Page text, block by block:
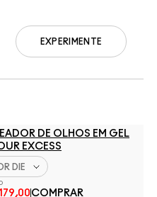
DE OLHOS EM GEL
EXCESS
DIE
COMPRAR
EXPERIMENTE